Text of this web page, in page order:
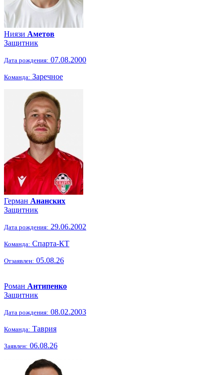
Ниязи Аметов
Защитник
Дата рождения: 07.08.2000
Команда: Заречное
Герман Ананских
Защитник
Дата рождения: 29.06.2002
Команда: Спарта-КТ
Отзаявлен: 05.08.26
Роман Антипенко
Защитник
Дата рождения: 08.02.2003
Команда: Таврия
Заявлен: 06.08.26